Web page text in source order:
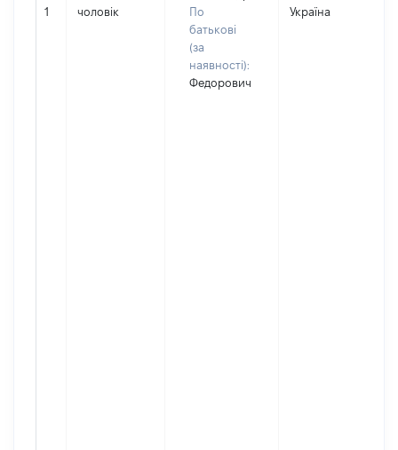
1 чоловік
По
батькові
(за
наявності):
Федорович
Україна